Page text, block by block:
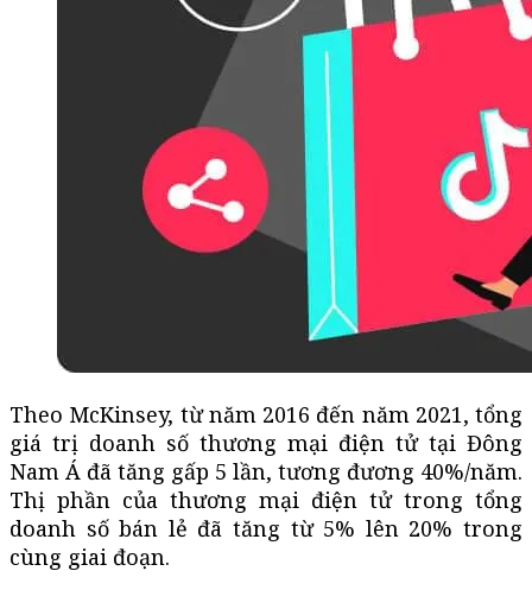
Theo McKinsey, từ năm 2016 đến năm 2021, tổng
giá trị doanh số thương mại điện tử tại Đông
Nam Á đã tăng gấp 5 lần, tương đương 40%/năm.
Thị phần của thương mại điện tử trong tổng
doanh số bán lẻ đã tăng từ 5% lên 20% trong
cùng giai đoạn.